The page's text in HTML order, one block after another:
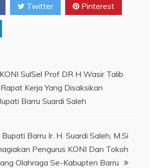
Twitter Pinterest
SulSel Prof DR H Wasir Talib
Kerja Yang Disaksikan
Barru Suardi Saleh
Bupati Barru Ir. H. Suardi Saleh, M.Si
Pengurus KONI Dan Tokoh
Olahraga Se-Kabupten Barru